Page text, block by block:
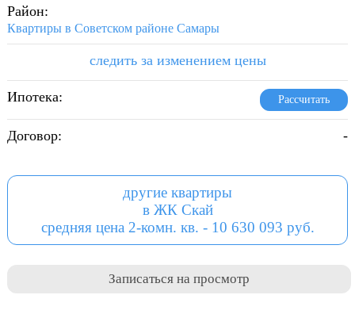
Район:
Квартиры в Советском районе Самары
следить за изменением цены
Ипотека: Рассчитать
Договор: -
другие квартиры
в ЖК Скай
средняя цена 2-комн. кв. - 10 630 093 руб.
Записаться на просмотр